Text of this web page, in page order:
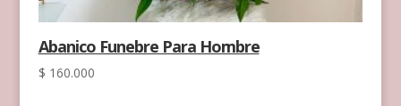
Abanico Funebre Para Hombre
$ 160.000